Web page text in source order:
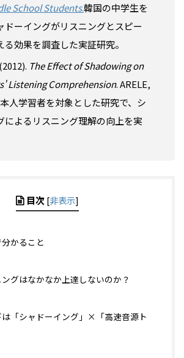
School Students.韓国の中学生を
ドーイングがリスニングとスピー
る効果を調査した実証研究。
The Effect of Shadowing on
Listening Comprehension. ARELE,
人学習者を対象とした研究で、シ
によるリスニング理解の向上を実
目次 [非表示]
かること
グはなかなか上達しないのか？
「シャドーイング」×「高速音源ト